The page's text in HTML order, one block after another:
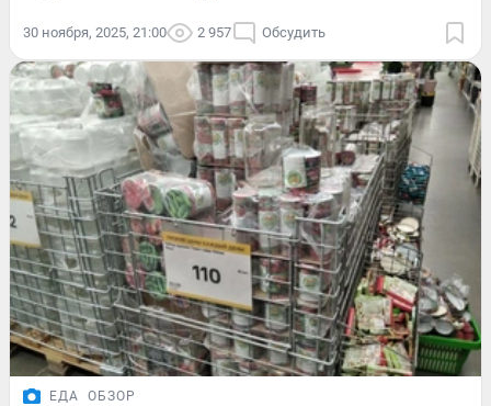
30 ноября, 2025, 21:00 2 957 Обсудить
ЕДА ОБЗОР